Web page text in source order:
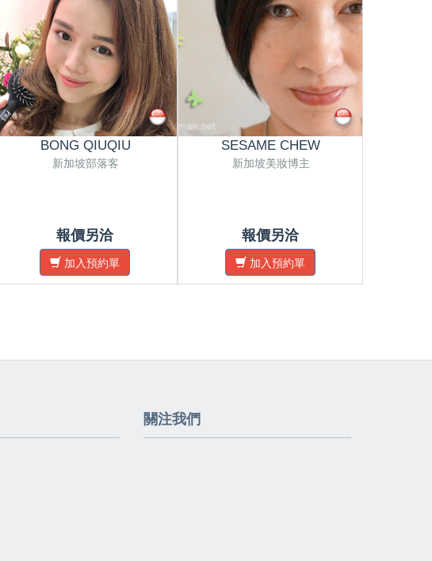
BONG QIUQIU
新加坡部落客
報價另洽
加入預約單
SESAME CHEW
新加坡美妝博主
報價另洽
加入預約單
關注我們